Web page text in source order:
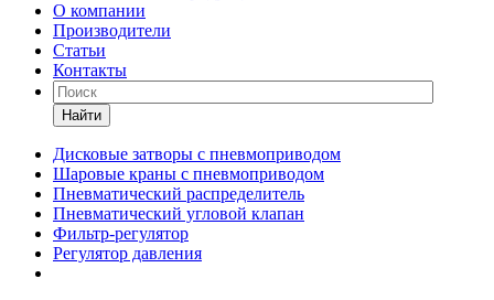
О компании
Производители
Статьи
Контакты
Найти
Дисковые затворы с пневмоприводом
Шаровые краны с пневмоприводом
Пневматический распределитель
Пневматический угловой клапан
Фильтр-регулятор
Регулятор давления